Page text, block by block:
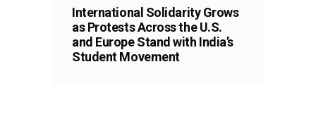
International Solidarity Grows
as Protests Across the U.S.
and Europe Stand with India’s
Student Movement